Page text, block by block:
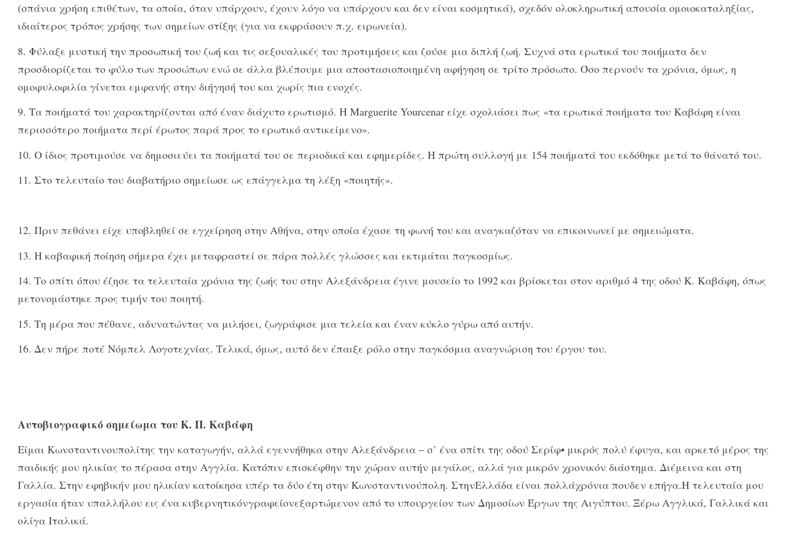
(σπάνια χρήση επιθέτων, τα οποία, όταν υπάρχουν, έχουν λόγο να υπάρχουν και δεν είναι κοσμητικά), σχεδόν ολοκληρωτική απουσία ομοιοκαταληξίας,
ιδιαίτερος τρόπος χρήσης των σημείων στίξης (για να εκφράσουν π.χ. ειρωνεία).
8. Φύλαξε μυστική την προσωπική του ζωή και τις σεξουαλικές του προτιμήσεις και ζούσε μια διπλή ζωή. Συχνά στα ερωτικά του ποιήματα δεν
προσδιορίζεται το φύλο των προσώπων ενώ σε άλλα βλέπουμε μια αποστασιοποιημένη αφήγηση σε τρίτο πρόσωπο. Όσο περνούν τα χρόνια, όμως, η
ομοφυλοφιλία γίνεται εμφανής στην διήγησή του και χωρίς πια ενοχές.
9. Τα ποιήματά του χαρακτηρίζονται από έναν διάχυτο ερωτισμό. Η Marguerite Yourcenar είχε σχολιάσει πως «τα ερωτικά ποιήματα του Καβάφη είναι
περισσότερο ποιήματα περί έρωτος παρά προς το ερωτικό αντικείμενο».
10. Ο ίδιος προτιμούσε να δημοσιεύει τα ποιήματά του σε περιοδικά και εφημερίδες. Η πρώτη συλλογή με 154 ποιήματά του εκδόθηκε μετά το θάνατό του.
11. Στο τελευταίο του διαβατήριο σημείωσε ως επάγγελμα τη λέξη «ποιητής».
12. Πριν πεθάνει είχε υποβληθεί σε εγχείρηση στην Αθήνα, στην οποία έχασε τη φωνή του και αναγκαζόταν να επικοινωνεί με σημειώματα.
13. Η καβαφική ποίηση σήμερα έχει μεταφραστεί σε πάρα πολλές γλώσσες και εκτιμάται παγκοσμίως.
14. Το σπίτι όπου έζησε τα τελευταία χρόνια της ζωής του στην Αλεξάνδρεια έγινε μουσείο το 1992 και βρίσκεται στον αριθμό 4 της οδού Κ. Καβάφη, όπως
μετονομάστηκε προς τιμήν του ποιητή.
15. Τη μέρα που πέθανε, αδυνατώντας να μιλήσει, ζωγράφισε μια τελεία και έναν κύκλο γύρω από αυτήν.
16. Δεν πήρε ποτέ Νόμπελ Λογοτεχνίας. Τελικά, όμως, αυτό δεν έπαιξε ρόλο στην παγκόσμια αναγνώριση του έργου του.
Αυτοβιογραφικό σημείωμα του Κ. Π. Καβάφη
Είμαι Κωνσταντινουπολίτης την καταγωγήν, αλλά εγεννήθηκα στην Αλεξάνδρεια – σ’ ένα σπίτι της οδού Σερίφ• μικρός πολύ έφυγα, και αρκετό μέρος της
παιδικής μου ηλικίας το πέρασα στην Αγγλία. Κατόπιν επισκέφθην την χώραν αυτήν μεγάλος, αλλά για μικρόν χρονικόν διάστημα. Διέμεινα και στη
Γαλλία. Στην εφηβικήν μου ηλικίαν κατοίκησα υπέρ τα δύο έτη στην Κωνσταντινούπολη. ΣτηνΕλλάδα είναι πολλάχρόνια πουδεν επήγα.Η τελευταία μου
εργασία ήταν υπαλλήλου εις ένα κυβερνητικόνγραφείονεξαρτώμενον από το υπουργείον των Δημοσίων Έργων της Αιγύπτου. Ξέρω Αγγλικά, Γαλλικά και
ολίγα Ιταλικά.